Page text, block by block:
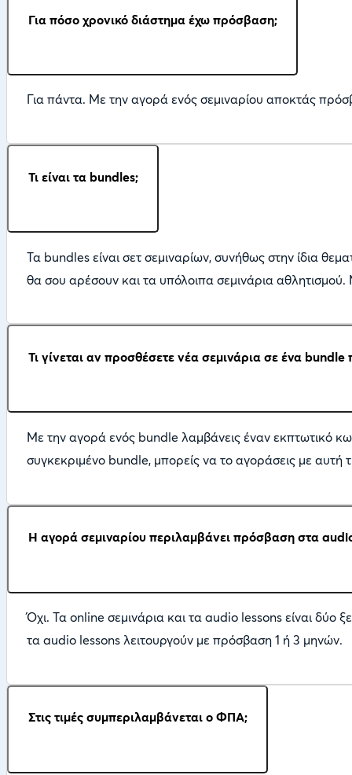
Για πόσο χρονικό διάστημα έχω πρόσβαση;
Για πάντα. Με την αγορά ενός σεμιναρίου αποκτάς
Τι είναι τα bundles;
Τα bundles είναι σετ σεμιναρίων, συνήθως στην ίδια
θα σου αρέσουν και τα υπόλοιπα σεμινάρια
Τι γίνεται αν προσθέσετε νέα σεμινάρια σε ένα
Με την αγορά ενός bundle λαμβάνεις έναν εκπτωτικό
συγκεκριμένο bundle, μπορείς να το αγοράσεις με αυτή
Η αγορά σεμιναρίου περιλαμβάνει πρόσβαση στα
Όχι. Τα online σεμινάρια και τα audio lessons είναι δύο
τα audio lessons λειτουργούν με πρόσβαση 1 ή 3 μηνών.
Στις τιμές συμπεριλαμβάνεται ο ΦΠΑ;